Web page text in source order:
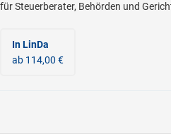
für Steuerberater, Behörden und
In LinDa
ab 114,00 €